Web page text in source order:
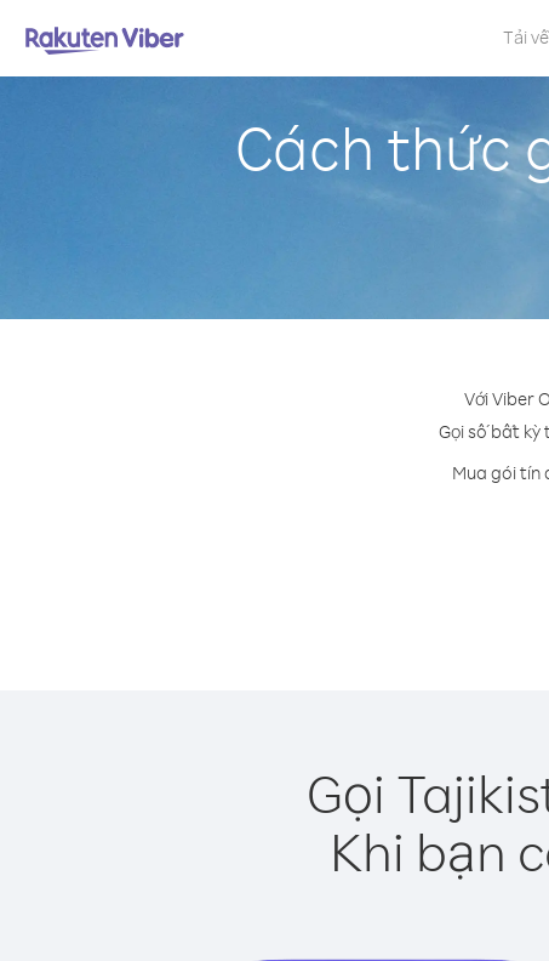
Tải về
Cách thức
Với Viber
Gọi số bất kỳ
Mua gói tín
Gọi
Khi bạn